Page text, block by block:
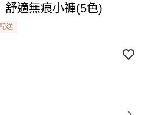
舒適無痕小褲(5色)
送